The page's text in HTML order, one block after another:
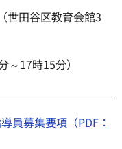
世田谷区教育会館3
17時15分）
員募集要項（PDF：